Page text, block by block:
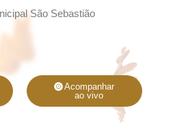
São Sebastião
Acompanhar
ao vivo